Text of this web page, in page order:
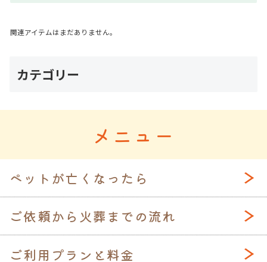
関連アイテムはまだありません。
カテゴリー
メニュー
ペットが亡くなったら
ご依頼から火葬までの流れ
ご利用プランと料金